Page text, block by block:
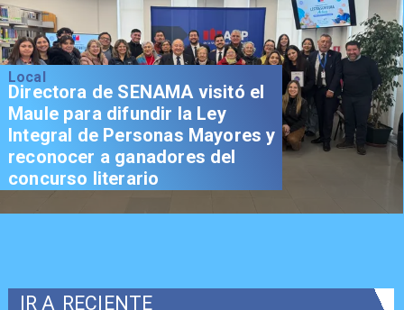
Local
Directora de SENAMA visitó el
Maule para difundir la Ley
Integral de Personas Mayores y
reconocer a ganadores del
concurso literario
IR A RECIENTE